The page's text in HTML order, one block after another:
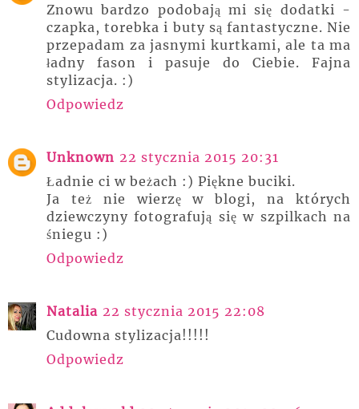
Znowu bardzo podobają mi się dodatki -
czapka, torebka i buty są fantastyczne. Nie
przepadam za jasnymi kurtkami, ale ta ma
ładny fason i pasuje do Ciebie. Fajna
stylizacja. :)
Odpowiedz
Unknown 22 stycznia 2015 20:31
Ładnie ci w beżach :) Piękne buciki.
Ja też nie wierzę w blogi, na których
dziewczyny fotografują się w szpilkach na
śniegu :)
Odpowiedz
Natalia 22 stycznia 2015 22:08
Cudowna stylizacja!!!!!
Odpowiedz